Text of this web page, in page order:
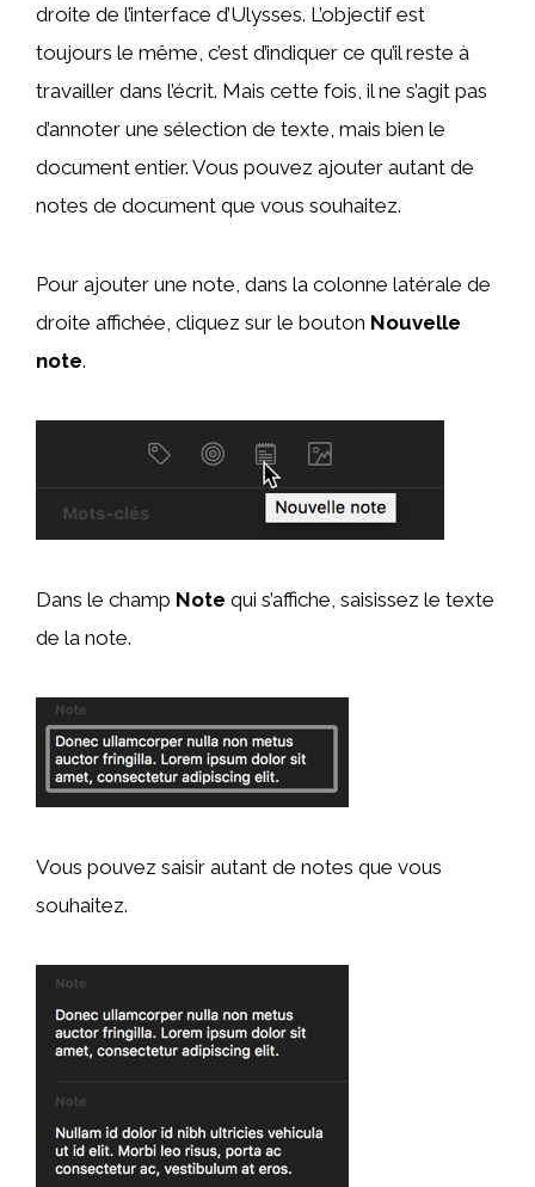
droite de l’interface d’Ulysses. L’objectif est
toujours le même, c’est d’indiquer ce qu’il reste à
travailler dans l’écrit. Mais cette fois, il ne s’agit pas
d’annoter une sélection de texte, mais bien le
document entier. Vous pouvez ajouter autant de
notes de document que vous souhaitez.
Pour ajouter une note, dans la colonne latérale de
droite affichée, cliquez sur le bouton Nouvelle
note.
Dans le champ Note qui s’affiche, saisissez le texte
de la note.
Vous pouvez saisir autant de notes que vous
souhaitez.